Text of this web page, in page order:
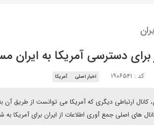
دسترسی آمریکا به ایران
کد : ۱۹۰۶۵۴۱ اخبار اصلی آمریکا
کانال ارتباطی دیگری که آمریکا می توانست از طریق
های اصلی جمع آوری اطلاعات از ایران برای آمریکا به